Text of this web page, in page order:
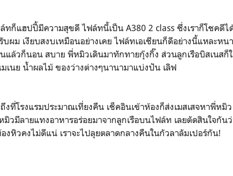
ทก็แฮปปี้มีความสุขดี ไฟล์ทนี้เป็น A380 2 class ซึ่งเราก็โชคดี
บผม เงียบสงบเหมือนอย่างเคย ไฟล์ทเอเชียนก็ดีอย่างนี้แหละหน
แล้วก็นอน สบาย พี่หมิวเดินมาทักทายกุ๊งกิ๊ง ส่วนลูกเรือบิสเนสก็
เนย น้ำผลไม้ ของว่างต่างๆนานามาแบ่งปัน เลิฟ
ถึงที่โรงแรมประมาณเที่ยงคืน เช็คอินเข้าห้องก็ส่งเมสเสจหาพี่ห
มิวมีลายแทงอาหารอร่อยมาจากลูกเรือบนไฟล์ท เลยตัดสินใจกัน
งหิวคงไม่ดีแน่ เราจะไปลุยตลาดกลางคืนในกัวลาลัมเปอร์กัน!